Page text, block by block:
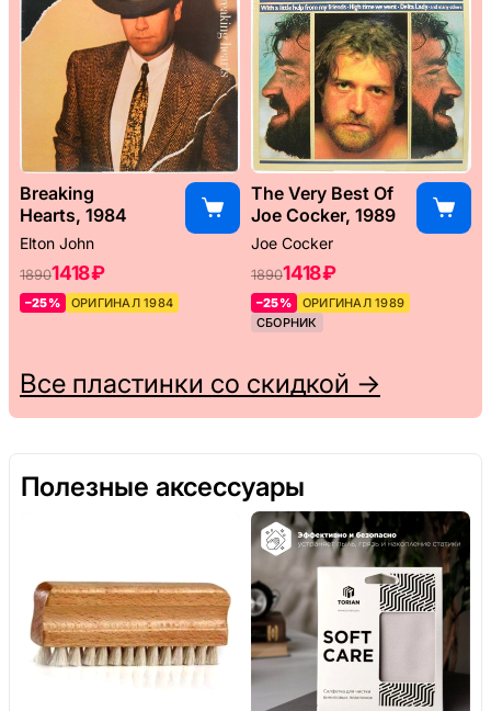
Breaking
Hearts, 1984
Elton John
18901418 ₽
–25% ОРИГИНАЛ 1984
The Very Best Of
Joe Cocker, 1989
Joe Cocker
18901418 ₽
–25%
ОРИГИНАЛ 1989
СБОРНИК
Все пластинки со скидкой →
Полезные аксессуары